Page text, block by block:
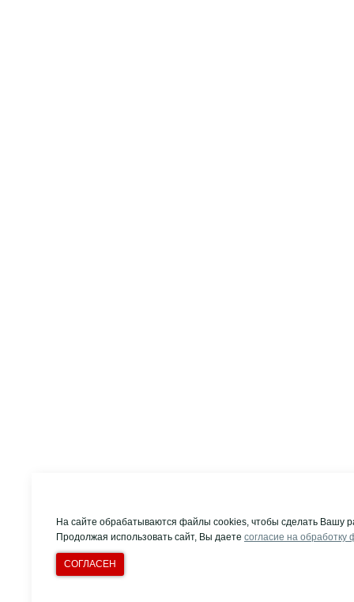
На сайте обрабатываются файлы cookies, чтобы сделать Вашу
Продолжая использовать сайт, Вы даете согласие на обработку
СОГЛАСЕН